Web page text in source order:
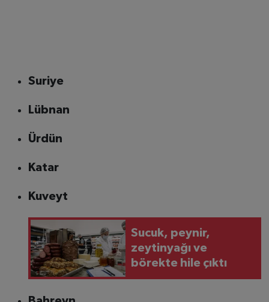
Suriye
Lübnan
Ürdün
Katar
Kuveyt
Sucuk, peynir,
zeytinyağı ve
börekte hile çıktı